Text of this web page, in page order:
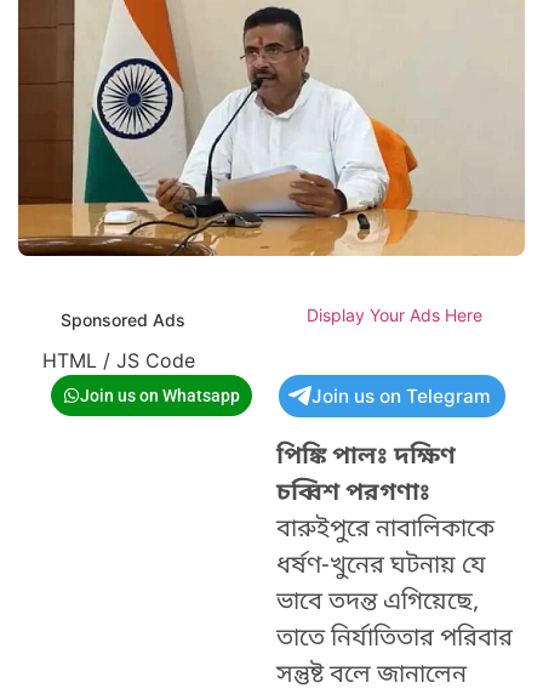
Sponsored Ads Display Your Ads Here
HTML / JS Code
Join us on Whatsapp Join us on Telegram
পিঙ্কি পালঃ দক্ষিণ
চব্বিশ পরগণাঃ
বারুইপুরে নাবালিকাকে
ধর্ষণ-খুনের ঘটনায় যে
ভাবে তদন্ত এগিয়েছে,
তাতে নির্যাতিতার পরিবার
সন্তুষ্ট বলে জানালেন